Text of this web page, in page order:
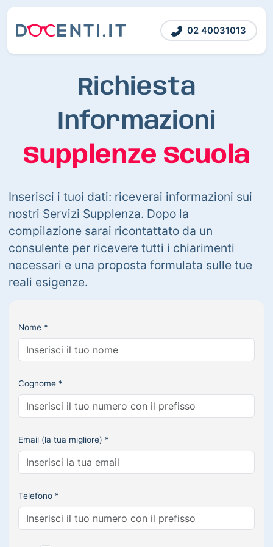
02 40031013
Richiesta
Informazioni
Supplenze Scuola
Inserisci i tuoi dati: riceverai informazioni sui
nostri Servizi Supplenza. Dopo la
compilazione sarai ricontattato da un
consulente per ricevere tutti i chiarimenti
necessari e una proposta formulata sulle tue
reali esigenze.
Nome *
Cognome *
Email (la tua migliore) *
Telefono *